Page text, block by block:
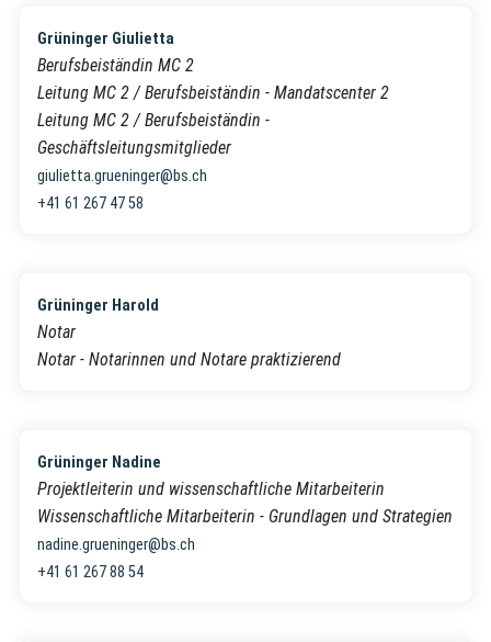
Grüninger Giulietta
Berufsbeiständin MC 2
Leitung MC 2 / Berufsbeiständin - Mandatscenter 2
Leitung MC 2 / Berufsbeiständin -
Geschäftsleitungsmitglieder
giulietta.grueninger@bs.ch
+41 61 267 47 58
Grüninger Harold
Notar
Notar - Notarinnen und Notare praktizierend
Grüninger Nadine
Projektleiterin und wissenschaftliche Mitarbeiterin
Wissenschaftliche Mitarbeiterin - Grundlagen und Strategien
nadine.grueninger@bs.ch
+41 61 267 88 54